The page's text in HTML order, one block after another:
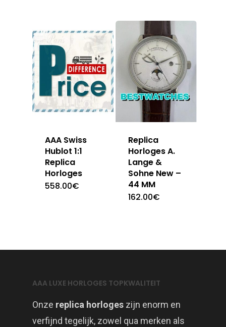
AAA Swiss
Hublot 1:1
Replica
Horloges
558.00€
Replica
Horloges A.
Lange &
Sohne New –
44 MM
162.00€
AAA LUXE HORLOGES TOPKWALITEIT
Onze replica horloges zijn enorm en
verfijnd tegelijk, zowel qua merken als